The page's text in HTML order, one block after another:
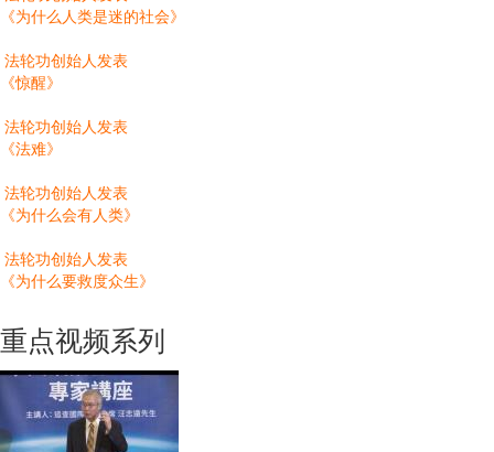
《为什么人类是迷的社会》
法轮功创始人发表
《惊醒》
法轮功创始人发表
《法难》
法轮功创始人发表
《为什么会有人类》
法轮功创始人发表
《为什么要救度众生》
重点视频系列